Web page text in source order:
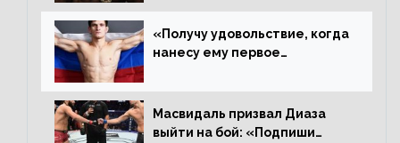
пауза», сообщает Стерлинг
ответил Сехудо
«Получу удовольствие, когда
нанесу ему первое
Иге – про бой с Евлоевым
Масвидаль призвал Диаза
выйти на бой: «Подпиши